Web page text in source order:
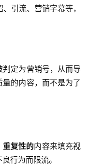
引流、营销字幕等，
判定为营销号，从而导
的内容，而不是为了
重复性的内容来填充视
行为而限流。